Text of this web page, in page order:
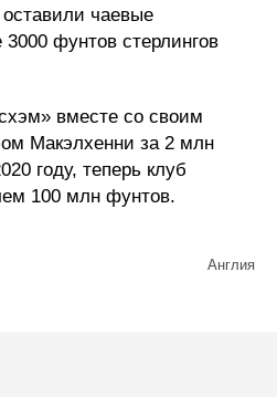
чаевые
фунтов стерлингов
вместе со своим
Макэлхенни за 2 млн
году, теперь клуб
100 млн фунтов.
Англия